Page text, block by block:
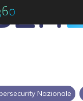
Nazionale